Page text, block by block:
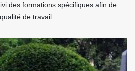
des formations spécifiques afin de
de travail.